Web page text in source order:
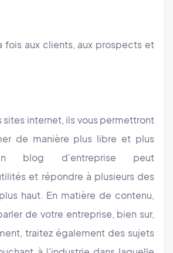
fois aux clients, aux prospects et
sites internet, ils vous permettront
de manière plus libre et plus
blog d'entreprise peut
et répondre à plusieurs des
haut. En matière de contenu,
de votre entreprise, bien sur,
traitez également des sujets